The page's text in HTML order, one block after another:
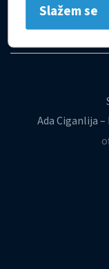
Ada Ciganlija
Slažem se